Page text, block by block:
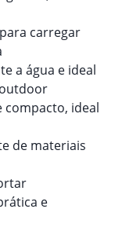
carregar
a água e ideal
compacto, ideal
de materiais
e